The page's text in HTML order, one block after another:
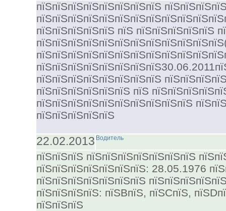
пїЅпїЅпїЅпїЅпїЅпїЅпїЅпїЅ
пїЅпїЅпїЅпїЅпїЅ пїЅ пїЅпїЅпїЅпїЅпїЅ
пїЅпїЅпїЅпїЅпїЅпїЅпїЅпїЅ
пїЅпїЅпїЅпїЅпїЅпїЅ пїЅ
пїЅпїЅпїЅпїЅпїЅпїЅпїЅпїЅпїЅпїЅ
пїЅпїЅпїЅпїЅпїЅ
22.02.2013 Водитель
пїЅпїЅпїЅ пїЅпїЅпїЅпїЅпїЅпїЅпїЅ
пїЅпїЅпїЅпїЅпїЅпїЅпїЅ: 28.05.1976
пїЅпїЅпїЅпїЅпїЅпїЅпїЅ
пїЅпїЅпїЅпїЅ: пїЅBпїЅ, пїЅCпїЅ,
пїЅпїЅпїЅ